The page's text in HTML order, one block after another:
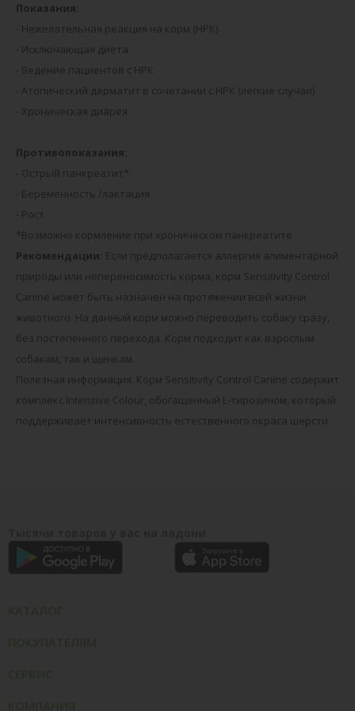
Показания:
- Нежелательная реакция на корм (НРК)
- Исключающая диета
- Ведение пациентов с НРК
- Атопический дерматит в сочетании с НРК (легкие случаи)
- Хроническая диарея
Противопоказания:
- Острый панкреатит*
- Беременность /лактация
- Рост
*Возможно кормление при хроническом панкреатите
Рекомендации: Если предполагается аллергия алиментарной
природы или непереносимость корма, корм Sensitivity Control
Canine может быть назначен на протяжении всей жизни
животного. На данный корм можно переводить собаку сразу,
без постепенного перехода. Корм подходит как взрослым
собакам, так и щенкам.
Полезная информация: Корм Sensitivity Control Canine содержит
комплекс Intensive Colour, обогащенный L-тирозином, который
поддерживает интенсивность естественного окраса шерсти.